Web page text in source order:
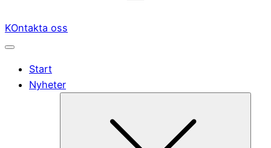
KOntakta oss
Start
Nyheter